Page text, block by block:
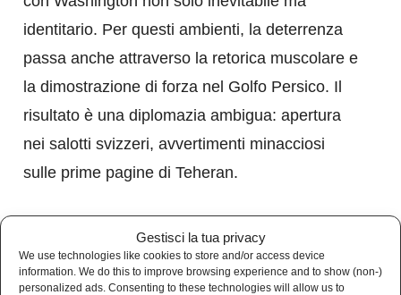
Gestisci la tua privacy
We use technologies like cookies to store and/or access device
information. We do this to improve browsing experience and to show (non-)
personalized ads. Consenting to these technologies will allow us to
identitario. Per questi ambienti, la deterrenza
passa anche attraverso la retorica muscolare e
la dimostrazione di forza nel Golfo Persico. Il
risultato è una diplomazia ambigua: apertura
nei salotti svizzeri, avvertimenti minacciosi
sulle prime pagine di Teheran.
coincidono, non casualmente, con il
dispiegamento di assetti navali statunitensi